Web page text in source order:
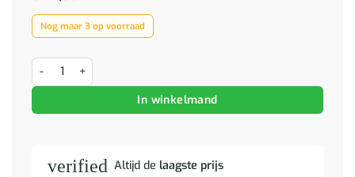
Nog maar 3 op voorraad
Salontafel aantal
In winkelmand
verified Altijd de laagste prijs